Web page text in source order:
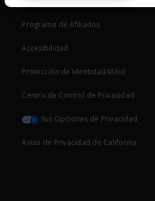
Programa de Afiliados
Accesibilidad
Protección de Identidad Móvil
Centro de Control de Privacidad
Sus Opciones de Privacidad
Aviso de Privacidad de California